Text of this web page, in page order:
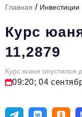
Тема номера
HR
Персона номера
Технологии и тренды
Главная / Инвестиции
Курс
11,2879
Курс юаня опустился
09:20; 04